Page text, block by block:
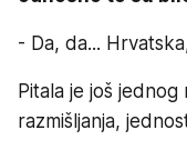
- Da, da...
Pitala je još
razmišljanja,